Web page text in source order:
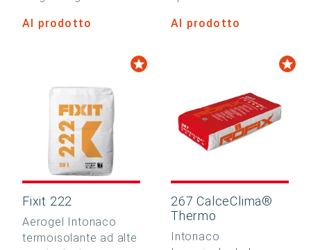
Al prodotto Al prodotto
Fixit 222
Aerogel Intonaco
termoisolante ad alte
267 CalceClima®
Thermo
Intonaco